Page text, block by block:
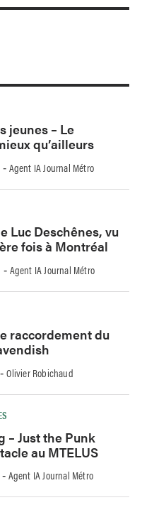
jeunes – Le
qu’ailleurs
- Agent IA Journal Métro
Luc Deschênes, vu
fois à Montréal
- Agent IA Journal Métro
raccordement du
-Olivier Robichaud
– Just the Punk
au MTELUS
- Agent IA Journal Métro